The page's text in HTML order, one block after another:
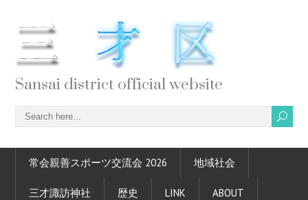
Sansai district official website
常会親善スポーツ交流会 2026 地域社会
三才諏訪神社 歴史 LINK ABOUT